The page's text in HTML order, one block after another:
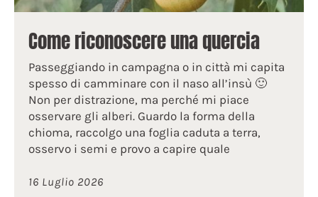
Come riconoscere una quercia
Passeggiando in campagna o in città mi capita
spesso di camminare con il naso all’insù 🙂
Non per distrazione, ma perché mi piace
osservare gli alberi. Guardo la forma della
chioma, raccolgo una foglia caduta a terra,
osservo i semi e provo a capire quale
16 Luglio 2026